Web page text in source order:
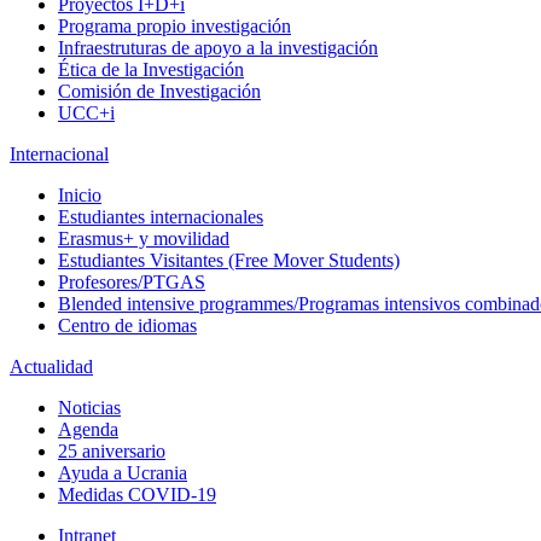
Proyectos I+D+i
Programa propio investigación
Infraestruturas de apoyo a la investigación
Ética de la Investigación
Comisión de Investigación
UCC+i
Internacional
Inicio
Estudiantes internacionales
Erasmus+ y movilidad
Estudiantes Visitantes (Free Mover Students)
Profesores/PTGAS
Blended intensive programmes/Programas intensivos
Centro de idiomas
Actualidad
Noticias
Agenda
25 aniversario
Ayuda a Ucrania
Medidas COVID-19
Intranet